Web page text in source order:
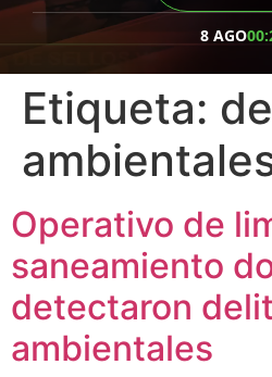
8 AGO
Etiqueta:
Operativo de
saneamiento
detectaron
ambientales